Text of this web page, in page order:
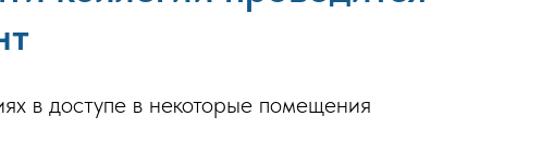
в доступе в некоторые помещения